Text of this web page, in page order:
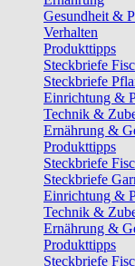
Gesundheit &
Verhalten
Produkttipps
Steckbriefe
Steckbriefe
Einrichtung &
Technik &
Ernährung &
Produkttipps
Steckbriefe
Steckbriefe
Einrichtung &
Technik &
Ernährung &
Produkttipps
Steckbriefe